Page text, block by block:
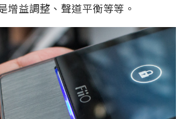
增益調整、聲道平衡等等。